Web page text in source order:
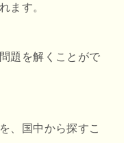
ます。
題を解くことがで
、国中から探すこ